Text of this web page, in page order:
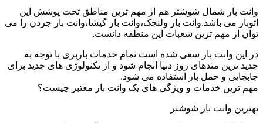
وانت بار شمال شوشتر هم از مهم ترین مناطق تحت پوشش این
اتوبار می باشد.وانت بار ولنجک،وانت بار گیشا،وانت بار جردن را می
توان از مهم ترین شعبات این منطقه دانست.
در این وانت بار سعی شده است تمام خدمات باربری با توجه به
جدید ترین متدهای روز دنیا انجام شود و از تکنولوژی های جدید برای
جابجایی و حمل بار استفاده می شود.
مهم ترین خدمات و ویژگی های یک وانت بار معتبر چیست؟
بهترین وانت بار شوشتر